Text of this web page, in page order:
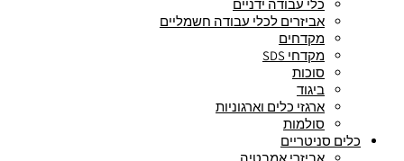
כלי עבודה ידניים
אביזרים לכלי עבודה חשמליים
מקדחים
מקדחי SDS
סוכות
ביגוד
ארגזי כלים וארגוניות
סולמות
כלים סניטריים
אביזרי אמבטיה